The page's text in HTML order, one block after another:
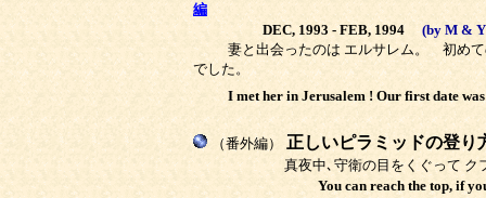
編
DEC, 1993 - FEB, 1994(by M & Y
妻と出会ったのは エルサレム。 初め
でした。
I met her in Jerusalem ! Our first date
（番外編） 正しいピラミッドの登り
真夜中､守衛の目をくぐって ク
You can reach the top, if